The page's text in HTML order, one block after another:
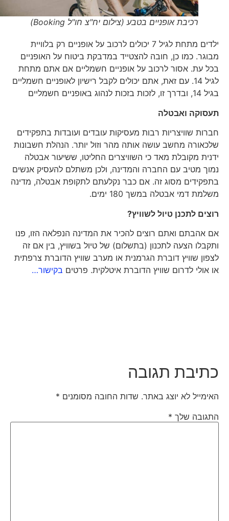
רכיבת אופניים בטבע (צילום יח"צ חו"ל Booking)
ילדים מתחת לגיל 7 יכולים לרכוב על אופניים רק בלוויית
מבוגר. כמו כן, חובה להצטייד במדבקת ביטוח על האופניים
בכל עת. אסור לרכוב על אופניים חשמליים אם אתם מתחת
לגיל 14. עם זאת, אתם יכולים לקבל רישיון לאופניים חשמליים
בגיל 14, ובדרך זו, לזכות בזכות לנהוג באופניים חשמליים
תעסוקה ואבטלה
חברות שוויצריות רבות מעסיקות עובדים ועובדות בתפקידים
שלכאורה מחשב עושה אותה מהר וזול יותר. הנהלת חשבונות
ידנית מקובלת מאד כי השוויצרים החליטו, ששיעור אבטלה
נמוך מטיב עם החברה והמדינה, ולכן משתלם להעסיק אנשים
בתפקידים מסוג זה. אם כבר נקלעתם לתקופת אבטלה, מדינה
משלמת דמי אבטלה במשך 180 ימים.
רוצים לתכנן טיול לשוויץ?
אם אהבתם ואתם רוצים להכיר את המדינה הנפלאה הזו, פנו
ותקבלו הצעה לתכנון (בתשלום) של טיול בשוויץ, בין אם זה
לצפון שוויץ דוברת הגרמנית או מערב שוויץ הדוברת צרפתית
או אולי לדרום שוויץ הדוברת איטלקית. פרטיםבקישור…
כתיבת תגובה
האימייל לא יוצג באתר. שדות החובה מסומנים*
התגובה שלך*